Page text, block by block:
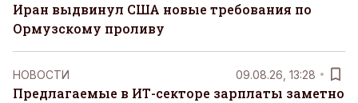
Иран выдвинул США новые требования по
Ормузскому проливу
НОВОСТИ 09.08.26, 13:28
Предлагаемые в ИТ-секторе зарплаты заметно